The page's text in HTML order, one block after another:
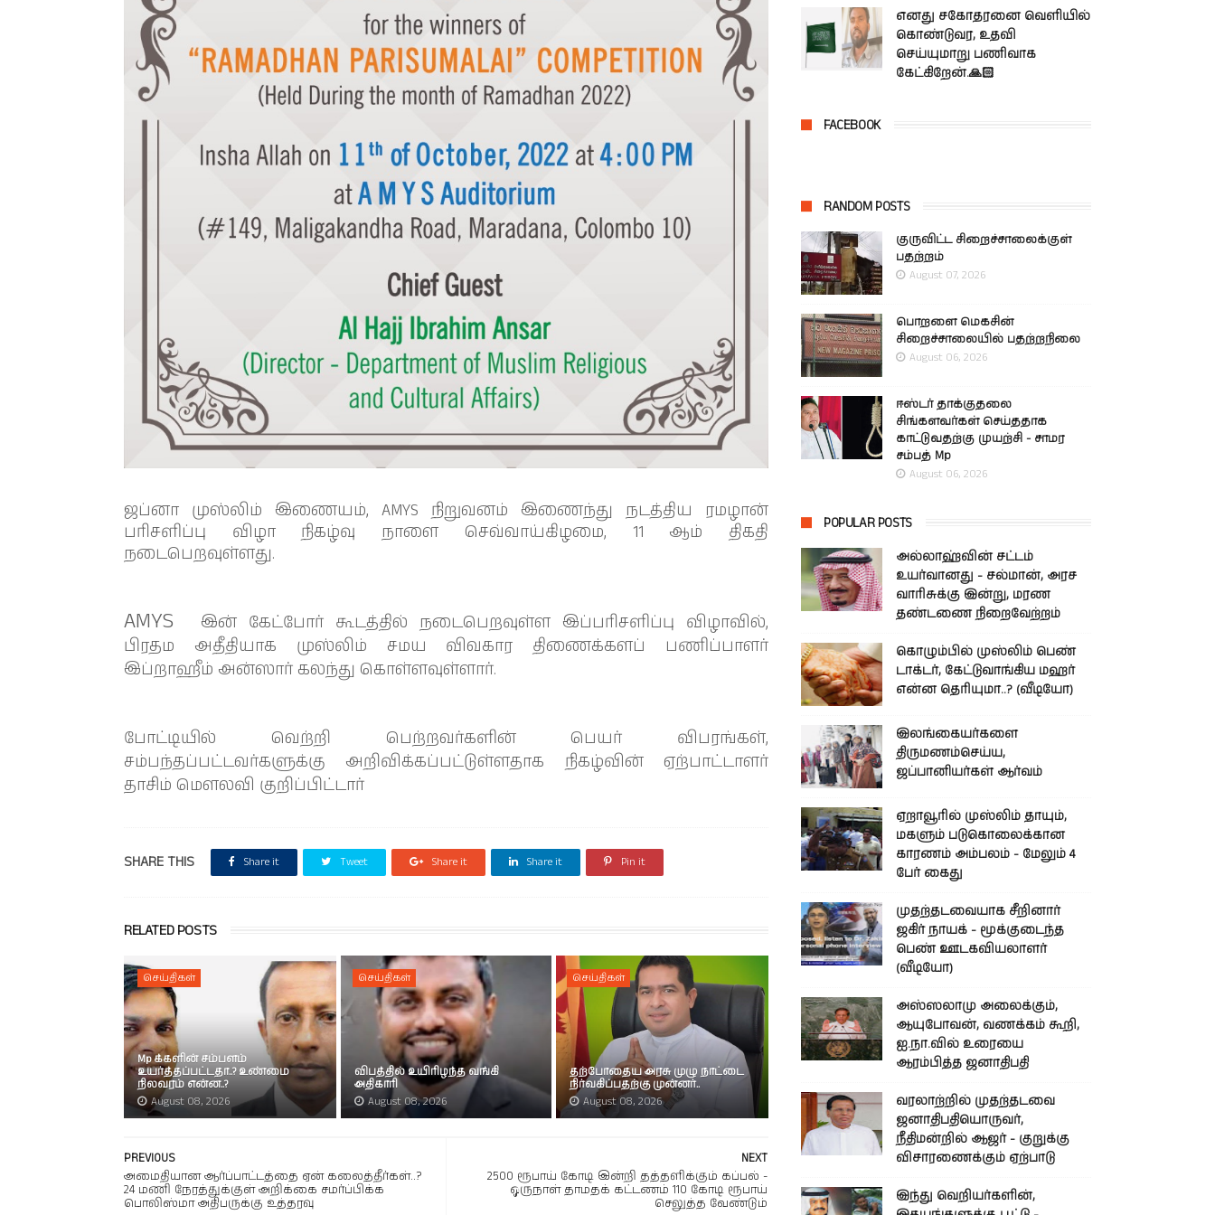
ஜப்னா முஸ்லிம் இணையம், AMYS நிறுவனம் இணைந்து நடத்திய ரமழான்
பரிசளிப்பு விழா நிகழ்வு நாளை செவ்வாய்கிழமை, 11 ஆம் திகதி
நடைபெறவுள்ளது.
AMYS
இன் கேட்போர் கூடத்தில் நடைபெறவுள்ள இப்பரிசளிப்பு விழாவில்,
பிரதம அதீதியாக முஸ்லிம் சமய விவகார திணைக்களப் பணிப்பாளர்
இப்றாஹீம் அன்ஸார் கலந்து கொள்ளவுள்ளார்.
போட்டியில் வெற்றி பெற்றவர்களின் பெயர் விபரங்கள்,
சம்பந்தப்பட்டவர்களுக்கு அறிவிக்கப்பட்டுள்ளதாக நிகழ்வின் ஏற்பாட்டாளர்
தாசிம் மௌலவி குறிப்பிட்டார்
SHARE THIS Share it Tweet Share it Share it Pin it
RELATED POSTS
செய்திகள்
Mp க்களின் சம்பளம்
உயர்த்தப்பட்டதா..? உண்மை
நிலவரம் என்ன..?
August 08, 2026
செய்திகள்
விபத்தில் உயிரிழந்த வங்கி
அதிகாரி
August 08, 2026
செய்திகள்
தற்போதைய அரசு முழு நாட்டை
நிர்வகிப்பதற்கு முன்னர்..
August 08, 2026
NEXT
2500 ரூபாய் கோடி இன்றி தத்தளிக்கும் கப்பல் -
ஒருநாள் தாமதக் கட்டணம் 110 கோடி ரூபாய்
செலுத்த வேண்டும்
PREVIOUS
அமைதியான ஆர்ப்பாட்டத்தை ஏன் கலைத்தீர்கள்..?
24 மணி நேரத்துக்குள் அறிக்கை சமர்ப்பிக்க
பொலிஸ்மா அதிபருக்கு உத்தரவு
எனது சகோதரனை வெளியில்
கொண்டுவர, உதவி
செய்யுமாறு பணிவாக
கேட்கிறேன்.🙏🏻
FACEBOOK
RANDOM POSTS
குருவிட்ட சிறைச்சாலைக்குள்
பதற்றம்
August 07, 2026
பொறளை மெகசின்
சிறைச்சாலையில் பதற்றநிலை
August 06, 2026
ஈஸ்டர் தாக்குதலை
சிங்களவர்கள் செய்ததாக
காட்டுவதற்கு முயற்சி - சாமர
சம்பத் Mp
August 06, 2026
POPULAR POSTS
அல்லாஹ்வின் சட்டம்
உயர்வானது - சல்மான், அரச
வாரிசுக்கு இன்று, மரண
தண்டணை நிறைவேற்றம்
கொழும்பில் முஸ்லிம் பெண்
டாக்டர், கேட்டுவாங்கிய மஹர்
என்ன தெரியுமா..? (வீடியோ)
இலங்கையர்களை
திருமணம்செய்ய,
ஜப்பானியர்கள் ஆர்வம்
ஏறாவூரில் முஸ்லிம் தாயும்,
மகளும் படுகொலைக்கான
காரணம் அம்பலம் - மேலும் 4
பேர் கைது
முதற்தடவையாக சீறினார்
ஜகிர் நாயக் - மூக்குடைந்த
பெண் ஊடகவியலாளர்
(வீடியோ)
அஸ்ஸலாமு அலைக்கும்,
ஆயுபோவன், வணக்கம் கூறி,
ஐ.நா.வில் உரையை
ஆரம்பித்த ஜனாதிபதி
வரலாற்றில் முதற்தடவை
ஜனாதிபதியொருவர்,
நீதிமன்றில் ஆஜர் - குறுக்கு
விசாரணைக்கும் ஏற்பாடு
இந்து வெறியர்களின்,